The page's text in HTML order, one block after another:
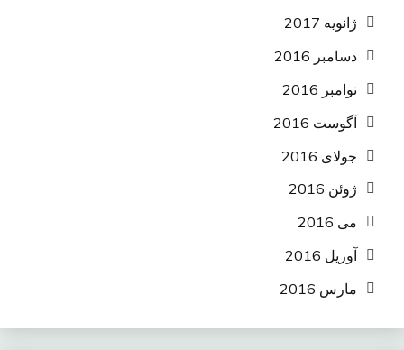
ژانویه 2017
دسامبر 2016
نوامبر 2016
آگوست 2016
جولای 2016
ژوئن 2016
می 2016
آوریل 2016
مارس 2016